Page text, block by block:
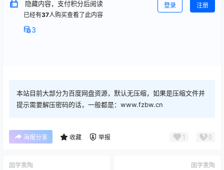
隐藏内容，支付积分后阅读
已经有37人购买查看了此内容
3
登录 注册
本站目前大部分为百度网盘资源，默认无压缩，如果是压缩文件并
提示需要解压密码的话，一般都是：www.fzbw.cn
海报分享 收藏 举报 1 0
国学熏陶 国学熏陶